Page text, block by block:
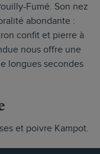
Fumé. Son nez
abondante :
confit et pierre à
nous offre une
longues secondes
et poivre Kampot.